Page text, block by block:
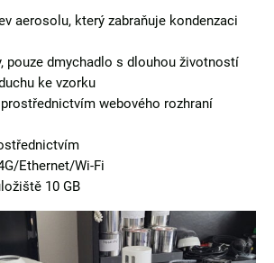
aerosolu, který zabraňuje kondenzaci
pouze dmychadlo s dlouhou životností
ke vzorku
webového rozhraní
Ethernet/Wi-Fi
10 GB